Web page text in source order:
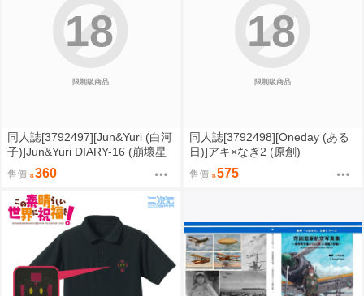
限制級商品
18
同人誌[3792497][Jun&Yuri (白河
子)]Jun&Yuri DIARY-16 (崩壞星
穹鐵道 )
售價 360
限制級商品
18
同人誌[3792498][Oneday (ある
日)]アキ×なぎ2 (原創)
售價 575